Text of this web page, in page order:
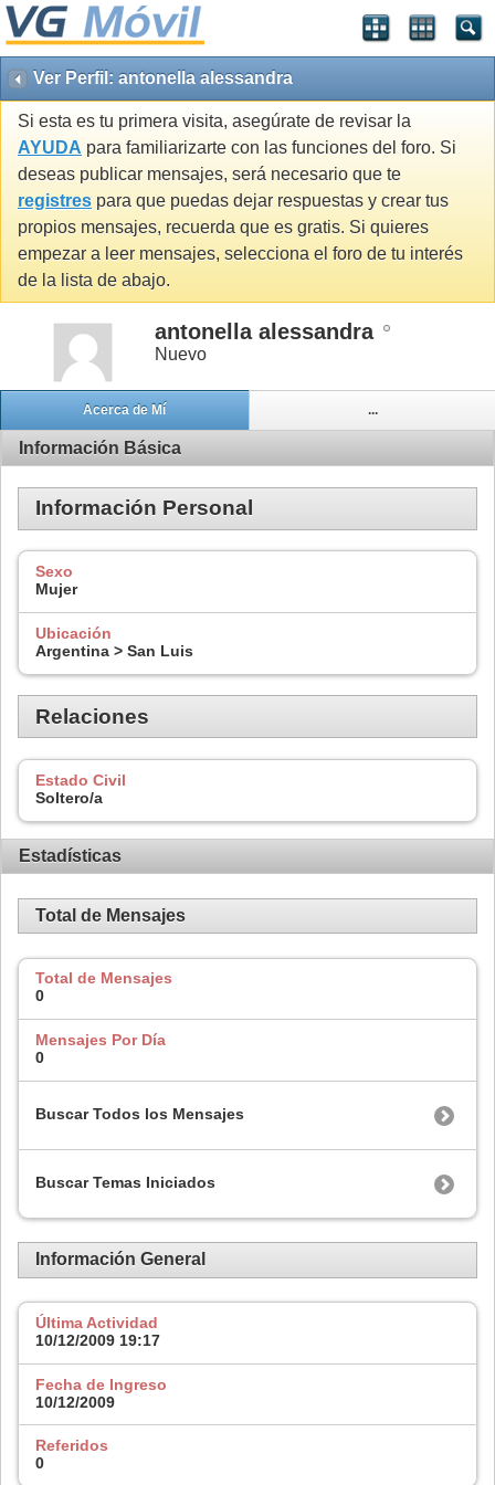
Ver Perfil: antonella alessandra
Si esta es tu primera visita, asegúrate de revisar la
AYUDA para familiarizarte con las funciones del foro. Si
deseas publicar mensajes, será necesario que te
registres para que puedas dejar respuestas y crear tus
propios mensajes, recuerda que es gratis. Si quieres
empezar a leer mensajes, selecciona el foro de tu interés
de la lista de abajo.
antonella alessandra
Nuevo
Acerca de Mí ...
Información Básica
Información Personal
Sexo
Mujer
Ubicación
Argentina > San Luis
Relaciones
Estado Civil
Soltero/a
Estadísticas
Total de Mensajes
Total de Mensajes
0
Mensajes Por Día
0
Buscar Todos los Mensajes
Buscar Temas Iniciados
Información General
Última Actividad
10/12/2009 19:17
Fecha de Ingreso
10/12/2009
Referidos
0